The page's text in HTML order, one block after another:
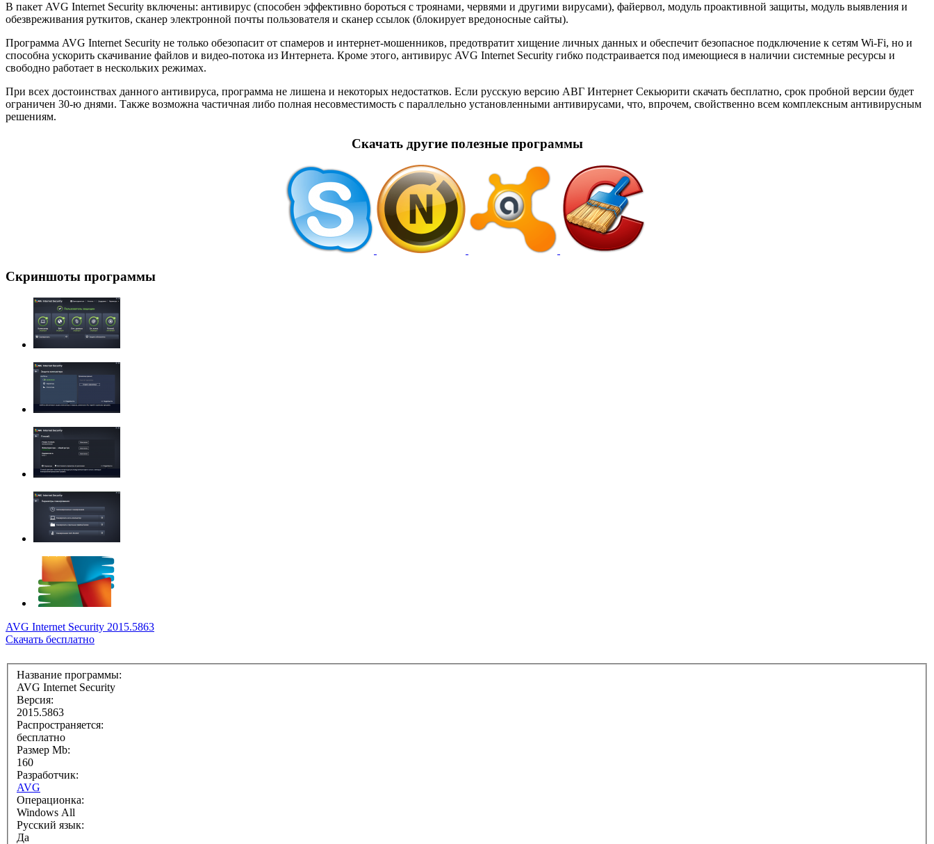
В пакет AVG Internet Security включены: антивирус (способен эффективно бороться с троянами, червями и другими вирусами), файервол, модуль проактивной защиты, модуль выявления и
обезвреживания руткитов, сканер электронной почты пользователя и сканер ссылок (блокирует вредоносные сайты).
Программа AVG Internet Security не только обезопасит от спамеров и интернет-мошенников, предотвратит хищение личных данных и обеспечит безопасное подключение к сетям Wi-Fi, но и
способна ускорить скачивание файлов и видео-потока из Интернета. Кроме этого, антивирус AVG Internet Security гибко подстраивается под имеющиеся в наличии системные ресурсы и
свободно работает в нескольких режимах.
При всех достоинствах данного антивируса, программа не лишена и некоторых недостатков. Если русскую версию АВГ Интернет Секьюрити скачать бесплатно, срок пробной версии будет
ограничен 30-ю днями. Также возможна частичная либо полная несовместимость с параллельно установленными антивирусами, что, впрочем, свойственно всем комплексным антивирусным
решениям.
Скачать другие полезные программы
Скриншоты программы
AVG Internet Security 2015.5863
Скачать бесплатно
Название программы:
AVG Internet Security
Версия:
2015.5863
Распространяется:
бесплатно
Размер Mb:
160
Разработчик:
AVG
Операционка:
Windows All
Русский язык:
Да